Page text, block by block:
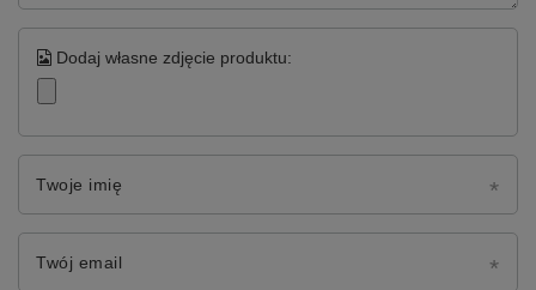
Dodaj własne zdjęcie produktu:
Twoje imię
Twój email